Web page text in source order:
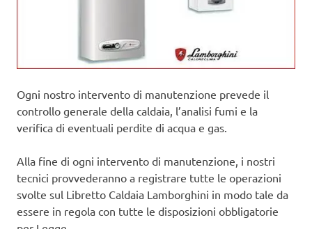
Ogni nostro intervento di manutenzione prevede il
controllo generale della caldaia, l’analisi fumi e la
verifica di eventuali perdite di acqua e gas.
Alla fine di ogni intervento di manutenzione, i nostri
tecnici provvederanno a registrare tutte le operazioni
svolte sul Libretto Caldaia Lamborghini in modo tale da
essere in regola con tutte le disposizioni obbligatorie